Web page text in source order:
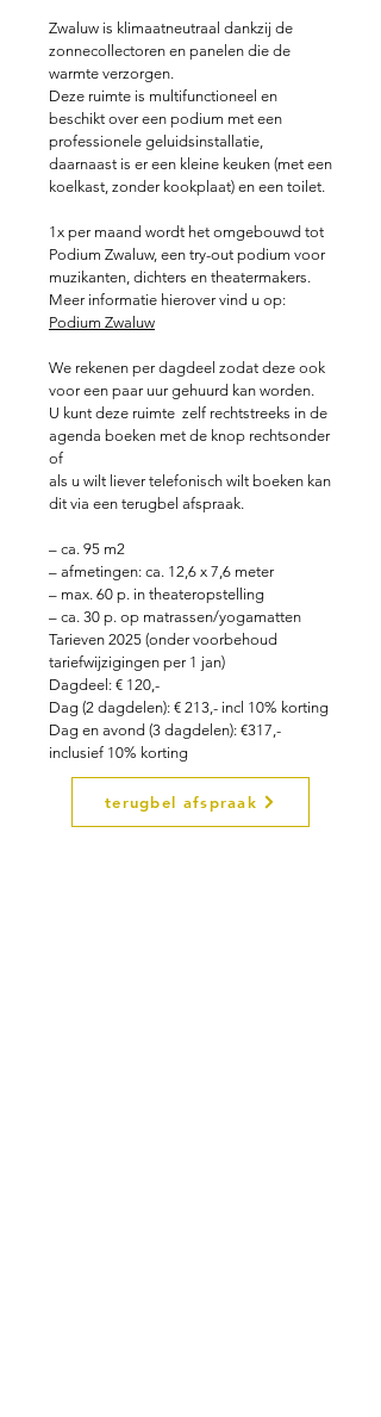
Zwaluw is klimaatneutraal dankzij de
zonnecollectoren en panelen die de
warmte verzorgen.
Deze ruimte is multifunctioneel en
beschikt over een podium met een
professionele geluidsinstallatie,
daarnaast is er een kleine keuken (met een
koelkast, zonder kookplaat) en een toilet.
1x per maand wordt het omgebouwd tot
Podium Zwaluw, een try-out podium voor
muzikanten, dichters en theatermakers.
Meer informatie hierover vind u op:
Podium Zwaluw
We rekenen per dagdeel zodat deze ook
voor een paar uur gehuurd kan worden.
U kunt deze ruimte zelf rechtstreeks in de
agenda boeken met de knop rechtsonder
of
als u wilt liever telefonisch wilt boeken kan
dit via een terugbel afspraak.
– ca. 95 m2
– afmetingen: ca. 12,6 x 7,6 meter
– max. 60 p. in theateropstelling
– ca. 30 p. op matrassen/yogamatten
Tarieven 2025 (onder voorbehoud
tariefwijzigingen per 1 jan)
Dagdeel: € 120,-
Dag (2 dagdelen): € 213,- incl 10% korting
Dag en avond (3 dagdelen): €317,-
inclusief 10% korting
terugbel afspraak